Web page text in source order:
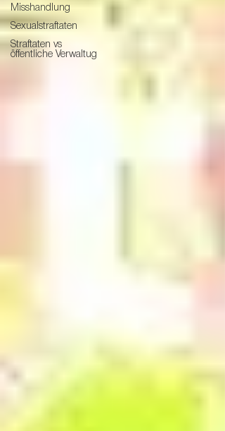
Misshandlung
Sexualstraftaten
Straftaten vs
öffentliche Verwaltug